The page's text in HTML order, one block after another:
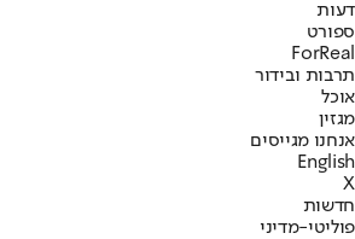
דעות
ספורט
ForReal
תרבות ובידור
אוכל
מגזין
אנחנו מגייסים
English
X
חדשות
פוליטי-מדיני